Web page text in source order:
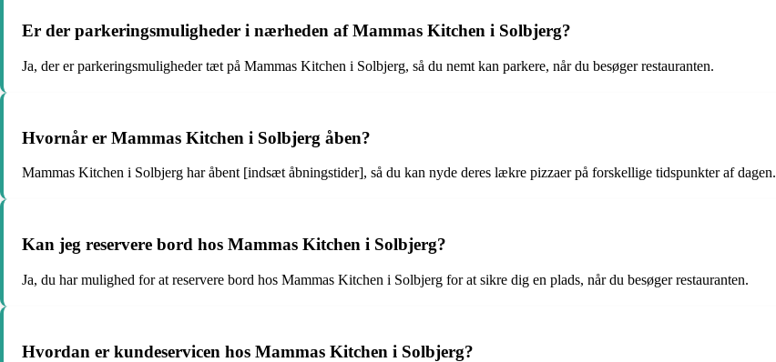
Er der parkeringsmuligheder i nærheden af Mammas Kitchen i Solbjerg?
Ja, der er parkeringsmuligheder tæt på Mammas Kitchen i Solbjerg, så du nemt kan parkere, når du besøger restauranten.
Hvornår er Mammas Kitchen i Solbjerg åben?
Mammas Kitchen i Solbjerg har åbent [indsæt åbningstider], så du kan nyde deres lækre pizzaer på forskellige tidspunkter af dagen.
Kan jeg reservere bord hos Mammas Kitchen i Solbjerg?
Ja, du har mulighed for at reservere bord hos Mammas Kitchen i Solbjerg for at sikre dig en plads, når du besøger restauranten.
Hvordan er kundeservicen hos Mammas Kitchen i Solbjerg?